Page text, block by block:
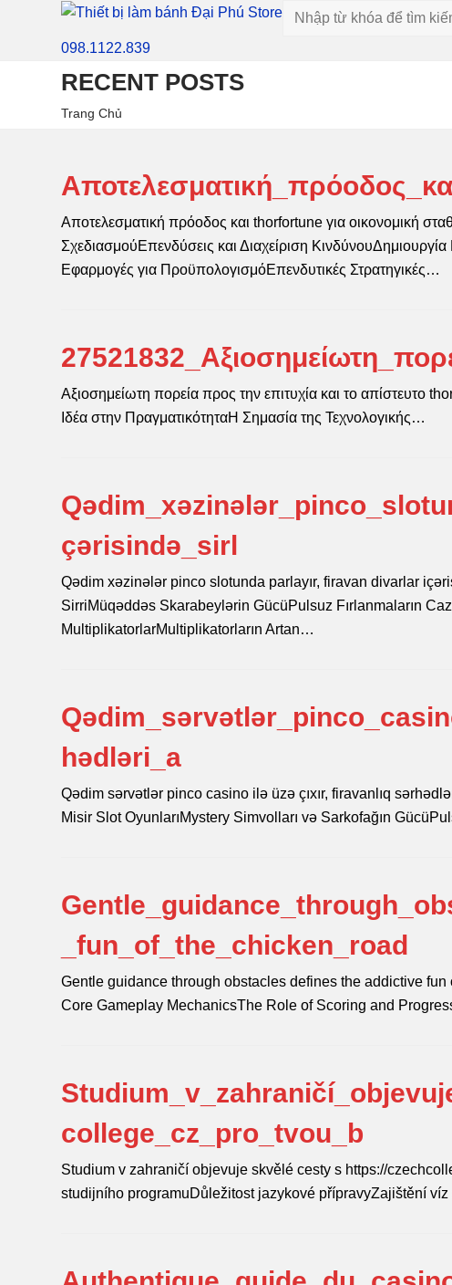
098.1122.839
RECENT POSTS
Trang Chủ
Αποτελεσματική πρόοδος και thorfortune για οικονομική
ΣχεδιασμούΕπενδύσεις και Διαχείριση
Εφαρμογές για ΠροϋπολογισμόΕπενδυτικές Στρατηγικές…
Αξιοσημείωτη πορεία προς την επιτυχία και το απίστευτο
Ιδέα στην ΠραγματικότηταΗ Σημασία της Τεχνολογικής…
çərisində_sirl
Qədim xəzinələr pinco slotunda parlayır, firavan divarlar
SirriMüqəddəs Skarabeylərin GücüPulsuz Fırlanmaların
MultiplikatorlarMultiplikatorların Artan…
hədləri_a
Qədim sərvətlər pinco casino ilə üzə çıxır, firavanlıq
Misir Slot OyunlarıMystery Simvolları və Sarkofağın
_fun_of_the_chicken_road
Gentle guidance through obstacles defines the addictive
Core Gameplay MechanicsThe Role of Scoring and
college_cz_pro_tvou_b
Studium v zahraničí objevuje skvělé cesty s https://
studijního programuDůležitost jazykové přípravyZajištění